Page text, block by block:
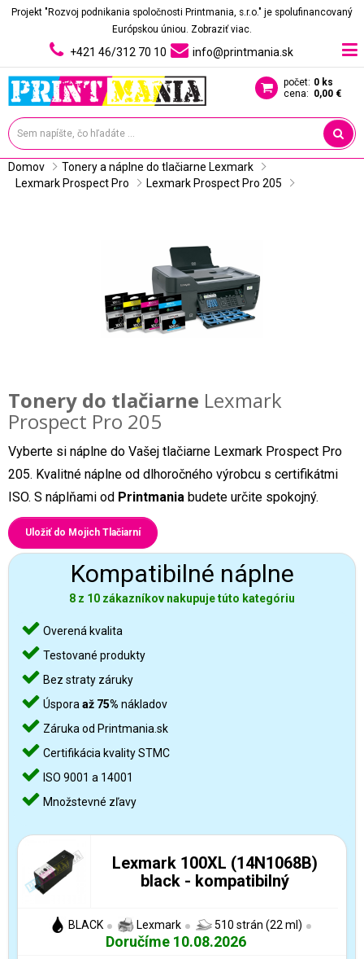
Projekt "Rozvoj podnikania spoločnosti Printmania, s.r.o." je spolufinancovaný
Európskou úniou. Zobraziť viac.
+421 46/312 70 10 info@printmania.sk
počet: 0 ks
cena: 0,00 €
Domov
Tonery a náplne do tlačiarne Lexmark
Lexmark Prospect Pro
Lexmark Prospect Pro 205
Tonery do tlačiarne Lexmark
Prospect Pro 205
Vyberte si náplne do Vašej tlačiarne Lexmark Prospect Pro
205. Kvalitné náplne od dlhoročného výrobcu s certifikátmi
ISO. S náplňami od Printmania budete určite spokojný.
Uložiť do Mojich Tlačiarní
Kompatibilné náplne
8 z 10 zákazníkov nakupuje túto kategóriu
Overená kvalita
Testované produkty
Bez straty záruky
Úspora až 75% nákladov
Záruka od Printmania.sk
Certifikácia kvality STMC
ISO 9001 a 14001
Množstevné zľavy
Lexmark 100XL (14N1068B)
black - kompatibilný
BLACK Lexmark 510 strán (22 ml)
Doručíme 10.08.2026